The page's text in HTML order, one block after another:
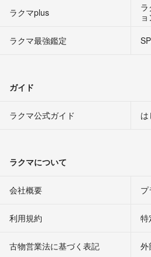
ラクマplus
ラクマ最強鑑定
ガイド
ラクマ公式ガイド
ラクマについて
会社概要
利用規約 特
古物営業法に基づく表記 外